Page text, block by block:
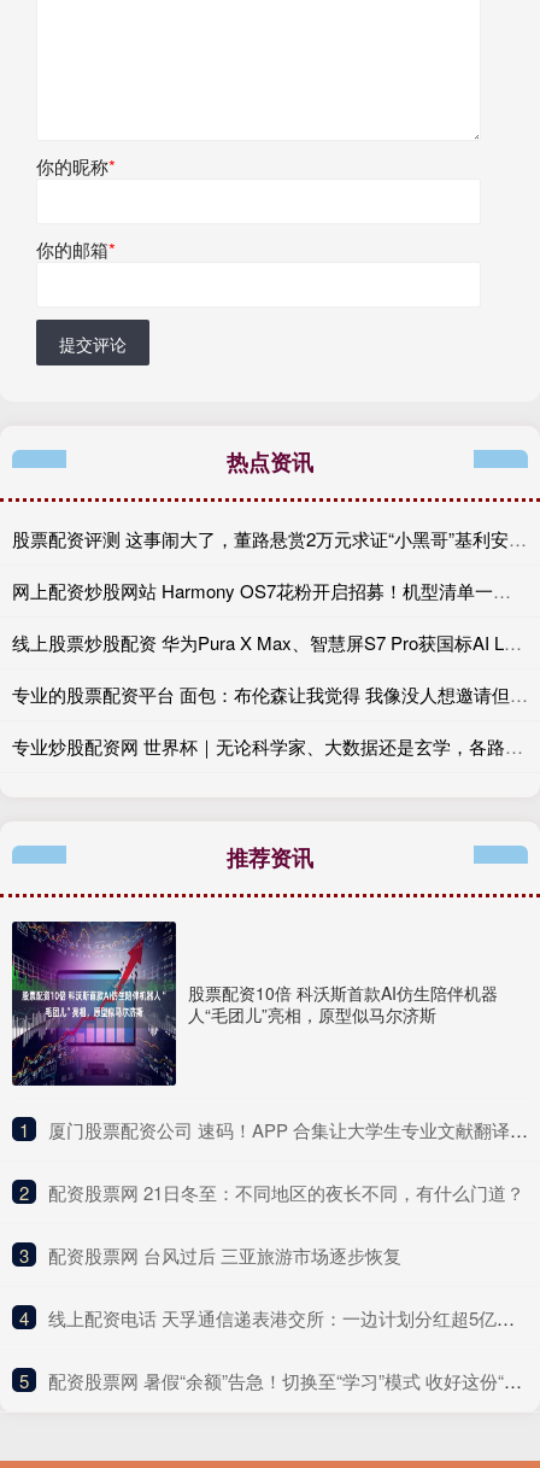
你的昵称*
你的邮箱*
提交评论
热点资讯
股票配资评测 这事闹大了，董路悬赏2万元求证“小黑哥”基利安年龄真伪
网上配资炒股网站 Harmony OS7花粉开启招募！机型清单一览，看看你的手机能否尝鲜
线上股票炒股配资 华为Pura X Max、智慧屏S7 Pro获国标AI L3首证
专业的股票配资平台 面包：布伦森让我觉得 我像没人想邀请但不得不去烧烤派对的叔叔
专业炒股配资网 世界杯｜无论科学家、大数据还是玄学，各路预测集体折戟，足球从无标准答案
推荐资讯
股票配资10倍 科沃斯首款AI仿生陪伴机器
人“毛团儿”亮相，原型似马尔济斯
1 ​厦门股票配资公司 速码！APP 合集让大学生专业文献翻译效率翻倍超省心
2 ​配资股票网 21日冬至：不同地区的夜长不同，有什么门道？
3 ​配资股票网 台风过后 三亚旅游市场逐步恢复
4 ​线上配资电话 天孚通信递表港交所：一边计划分红超5亿元，一边募资“补流”
5 ​配资股票网 暑假“余额”告急！切换至“学习”模式 收好这份“收心”攻略